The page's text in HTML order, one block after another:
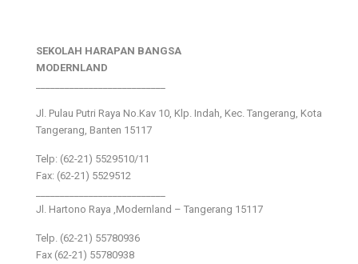
SEKOLAH HARAPAN BANGSA
MODERNLAND
Jl. Pulau Putri Raya No.Kav 10, Klp. Indah, Kec. Tangerang, Kota
Tangerang, Banten 15117
Telp: (62-21) 5529510/11
Fax: (62-21) 5529512
Jl. Hartono Raya ,Modernland – Tangerang 15117
Telp. (62-21) 55780936
Fax (62-21) 55780938